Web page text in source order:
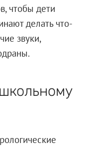
чтобы дети
делать что-
звуки,